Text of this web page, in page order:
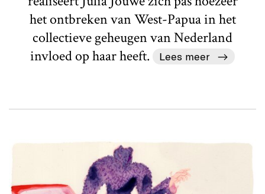
het ontbreken van West-Papua in het
collectieve geheugen van Nederland
invloed op haar heeft.
Lees meer